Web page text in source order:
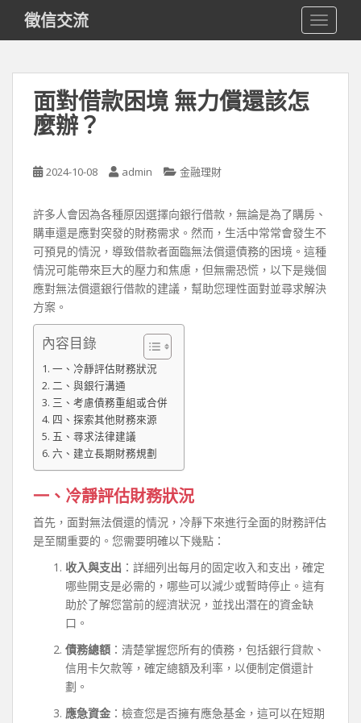
i
徵信交流
面對借款困境 無力償還該怎
麼辦？
2024-10-08 admin 金融理財
許多人會因為各種原因選擇向銀行借款，無論是為了購房、
購車還是應對突發的財務需求。然而，生活中常常會發生不
可預見的情況，導致借款者面臨無法償還債務的困境。這種
情況可能帶來巨大的壓力和焦慮，但無需恐慌，以下是幾個
應對無法償還銀行借款的建議，幫助您理性面對並尋求解決
方案。
內容目錄
一、冷靜評估財務狀況
二、與銀行溝通
三、考慮債務重組或合併
四、探索其他財務來源
五、尋求法律建議
六、建立長期財務規劃
一、冷靜評估財務狀況
首先，面對無法償還的情況，冷靜下來進行全面的財務評估
是至關重要的。您需要明確以下幾點：
收入與支出 ：詳細列出每月的固定收入和支出，確定
哪些開支是必需的，哪些可以減少或暫時停止。這有
助於了解您當前的經濟狀況，並找出潛在的資金缺
口。
債務總額 ：清楚掌握您所有的債務，包括銀行貸款、
信用卡欠款等，確定總額及利率，以便制定償還計
劃。
應急資金 ：檢查您是否擁有應急基金，這可以在短期